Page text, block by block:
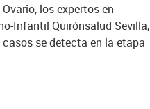
los expertos en
Infantil Quirónsalud Sevilla,
se detecta en la etapa